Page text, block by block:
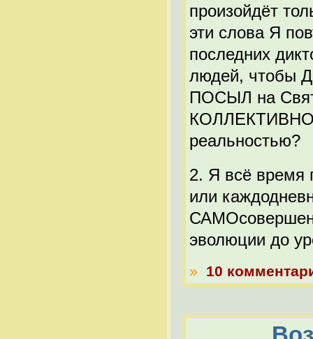
произойдёт
эти слова Я
последних
людей, чтобы
ПОСЫЛ на
реальностью?
2. Я всё время
или
эволюции до
» 10